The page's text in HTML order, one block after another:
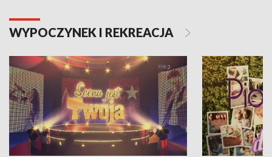
WYPOCZYNEK I REKREACJA